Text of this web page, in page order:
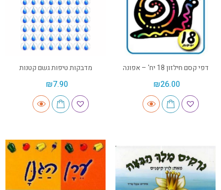
דפי קסם חילזון 18 יח' – אפונה
₪26.00
מדבקות טיפות גשם קטנות
₪7.90